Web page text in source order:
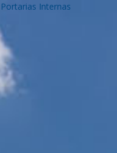
Portarias Internas